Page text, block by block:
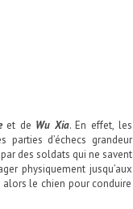
et de Wu Xia. En effet, les
d’échecs grandeur
des soldats qui ne savent
physiquement jusqu’aux
alors le chien pour conduire